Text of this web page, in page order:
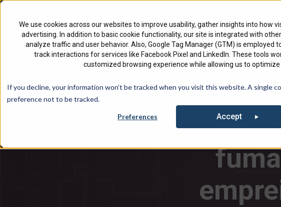
We use cookies across our websites to improve usability, gather insights into how
advertising. In addition to basic cookie functionality, our site is integrated with
analyze traffic and user behavior. Also, Google Tag Manager (GTM) is
track interactions for services like Facebook Pixel and LinkedIn. These tools
customized browsing experience while allowing us to
If you decline, your information won’t be tracked when you visit this website. A single
preference not to be tracked.
Preferences Accept
Confira nossa lista de